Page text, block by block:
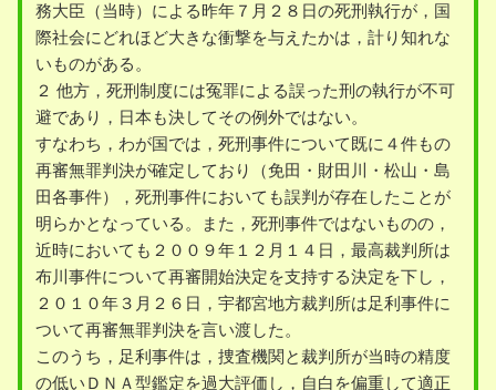
務大臣（当時）による昨年７月２８日の死刑執行が，国
際社会にどれほど大きな衝撃を与えたかは，計り知れな
いものがある。
２ 他方，死刑制度には冤罪による誤った刑の執行が不可
避であり，日本も決してその例外ではない。
すなわち，わが国では，死刑事件について既に４件もの
再審無罪判決が確定しており（免田・財田川・松山・島
田各事件），死刑事件においても誤判が存在したことが
明らかとなっている。また，死刑事件ではないものの，
近時においても２００９年１２月１４日，最高裁判所は
布川事件について再審開始決定を支持する決定を下し，
２０１０年３月２６日，宇都宮地方裁判所は足利事件に
ついて再審無罪判決を言い渡した。
このうち，足利事件は，捜査機関と裁判所が当時の精度
の低いＤＮＡ型鑑定を過大評価し，自白を偏重して適正